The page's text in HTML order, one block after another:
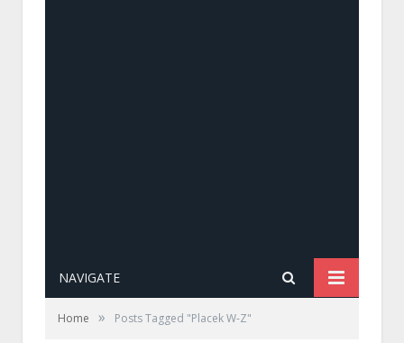
NAVIGATE
Home » Posts Tagged "Placek W-Z"